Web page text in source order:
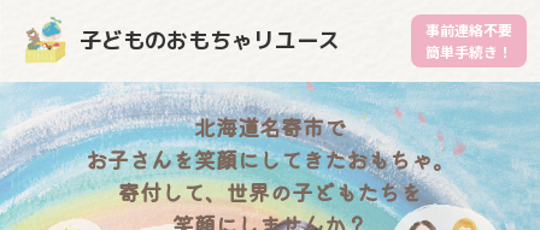
子どものおもちゃリユース
事前連絡不要
簡単手続き！
北海道名寄市で
お子さんを笑顔にしてきたおもちゃ。
寄付して、世界の子どもたちを